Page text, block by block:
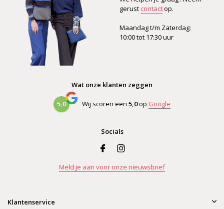
gerust contactop.
Maandag t/m Zaterdag:
10:00 tot 17:30 uur
Wat onze klanten zeggen
5,0 Wij scoren een 5,0op Google
Socials
Meld je aan voor onze nieuwsbrief
Klantenservice